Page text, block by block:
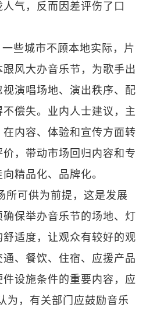
气，反而因差评伤了口
些城市不顾本地实际，片
风大办音乐节，为歌手出
演唱场地、演出秩序、配
偿失。业内人士建议，主
内容、体验和宣传方面转
，带动市场回归内容和专
精品化、品牌化。
所可供为前提，这是发展
保举办音乐节的场地、灯
适度，让观众有较好的观
、餐饮、住宿、应援产品
设施条件的重要内容，应
为，有关部门应鼓励音乐